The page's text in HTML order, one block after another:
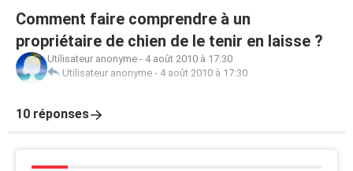
Comment faire comprendre à un
propriétaire de chien de le tenir en laisse ?
Utilisateur anonyme - 4 août 2010 à 17:30
Utilisateur anonyme - 4 août 2010 à 17:30
10 réponses